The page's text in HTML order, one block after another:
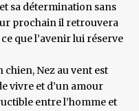
sa détermination sans
prochain il retrouvera
que l’avenir lui réserve
chien, Nez au vent est
vivre et d’un amour
entre l’homme et